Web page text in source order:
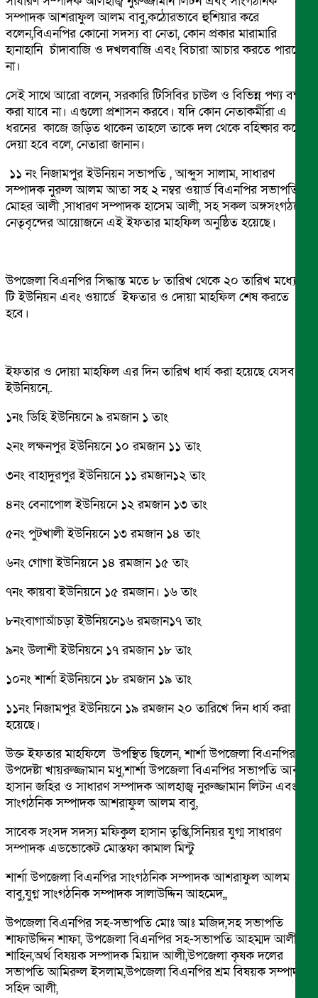
সম্পাদক আশরাফুল আলম বাবু,কঠোরভাবে হুশিয়ার করে
বলেন,বিএনপির কোনো সদস্য বা নেতা, কোন প্রকার মারামারি
হানাহানি চাঁদাবাজি ও দখলবাজি এবং বিচারা আচার করতে পারবে
না।
সেই সাথে আরো বলেন, সরকারি টিসিবির চাউল ও বিভিন্ন পণ্য বন্ঠন
করা যাবে না। এগুলো প্রশাসন করবে। যদি কোন নেতাকর্মীরা এ
ধরনের কাজে জড়িত থাকেন তাহলে তাকে দল থেকে বহিষ্কার করে
দেয়া হবে বলে, নেতারা জানান।
১১ নং নিজামপুর ইউনিয়ন সভাপতি , আব্দুস সালাম, সাধারণ
সম্পাদক নুরুল আলম আতা সহ ২ নম্বর ওয়ার্ড বিএনপির সভাপতি
মোহর আলী ,সাধারণ সম্পাদক হাসেম আলী, সহ সকল অঙ্গসংগঠনের
নেতৃবৃন্দের আয়োজনে এই ইফতার মাহফিল অনুষ্ঠিত হয়েছে।
উপজেলা বিএনপির সিদ্ধান্ত মতে ৮ তারিখ থেকে ২০ তারিখ মধ্যে ১১
টি ইউনিয়ন এবং ওয়ার্ডে ইফতার ও দোয়া মাহফিল শেষ করতে
হবে।
ইফতার ও দোয়া মাহফিল এর দিন তারিখ ধার্য করা হয়েছে যেসব
ইউনিয়নে,.
১নং ডিহি ইউনিয়নে ৯ রমজান ১ তাং
২নং লক্ষনপুর ইউনিয়নে ১০ রমজান ১১ তাং
৩নং বাহাদুরপুর ইউনিয়নে ১১ রমজান১২ তাং
৪নং বেনাপোল ইউনিয়নে ১২ রমজান ১৩ তাং
৫নং পুটখালী ইউনিয়নে ১৩ রমজান ১৪ তাং
৬নং গোগা ইউনিয়নে ১৪ রমজান ১৫ তাং
৭নং কায়বা ইউনিয়নে ১৫ রমজান। ১৬ তাং
৮নংবাগাআঁচড়া ইউনিয়নে১৬ রমজান১৭ তাং
৯নং উলাশী ইউনিয়নে ১৭ রমজান ১৮ তাং
১০নং শার্শা ইউনিয়নে ১৮ রমজান ১৯ তাং
১১নং নিজামপুর ইউনিয়নে ১৯ রমজান ২০ তারিখে দিন ধার্য করা
হয়েছে।
উক্ত ইফতার মাহফিলে উপস্থিত ছিলেন, শার্শা উপজেলা বিএনপির
উপদেষ্টা খায়রুজ্জামান মধু,শার্শা উপজেলা বিএনপির সভাপতি আবুল
হাসান জহির ও সাধারণ সম্পাদক আলহাজ্ব নুরুজ্জামান লিটন এবং
সাংগঠনিক সম্পাদক আশরাফুল আলম বাবু,
সাবেক সংসদ সদস্য মফিকুল হাসান তৃপ্তি,সিনিয়র যুগ্ম সাধারণ
সম্পাদক এডভোকেট মোস্তফা কামাল মিন্টু
শার্শা উপজেলা বিএনপির সাংগঠনিক সম্পাদক আশরাফুল আলম
বাবু,যুগ্ন সাংগঠনিক সম্পাদক সালাউদ্দিন আহমেদ,,
উপজেলা বিএনপির সহ-সভাপতি মোঃ আঃ মজিদ,সহ সভাপতি
শাফাউদ্দিন শাফা, উপজেলা বিএনপির সহ-সভাপতি আহম্মদ আলী
শাহিন,অর্থ বিষয়ক সম্পাদক মিয়াদ আলী,উপজেলা কৃষক দলের
সভাপতি আমিরুল ইসলাম,উপজেলা বিএনপির শ্রম বিষয়ক সম্পাদক
সহিদ আলী,